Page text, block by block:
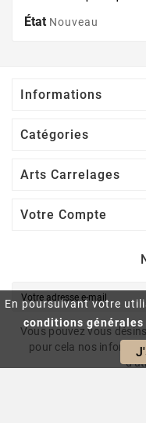
En poursuivant votre
conditions générales
État Nouveau
Informations
Catégories
Arts Carrelages
Votre Compte
Vous pouvez vous
pour cela nos